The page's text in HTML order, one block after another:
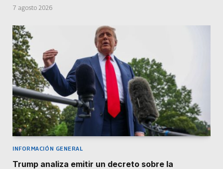
7 agosto 2026
INFORMACIÓN GENERAL
Trump analiza emitir un decreto sobre la